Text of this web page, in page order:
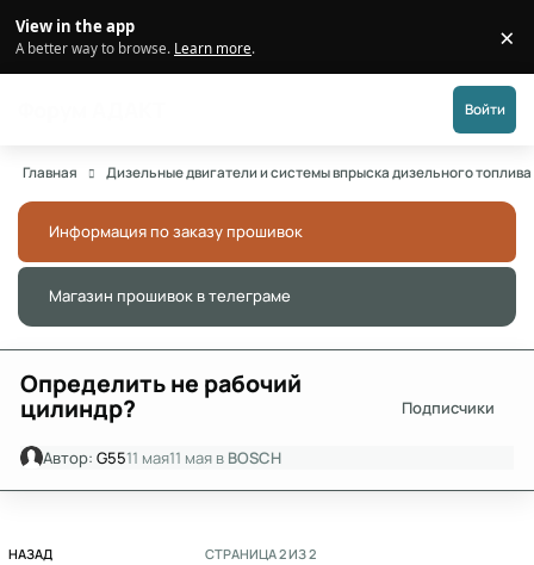
View in the app
A better way to browse. Learn more. ×
Войти
Главная Дизельные двигатели и системы впрыска дизельного топлива
Информация по заказу прошивок
Магазин прошивок в телеграме
Определить не рабочий
цилиндр? Подписчики
Автор:G5511 мая11 мая в BOSCH
ПЕРВАЯ СТРАНИЦА
НАЗАД СТРАНИЦА 2 ИЗ 2